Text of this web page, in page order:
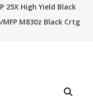
25X High Yield Black
M830z Black Crtg